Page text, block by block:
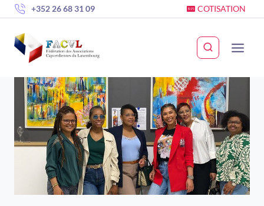
Skip
to
content
+352 26 68 31 09 COTISATION